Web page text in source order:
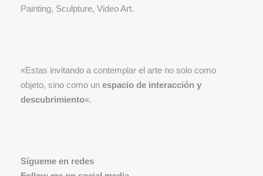
Painting, Sculpture, Video Art.
«Estas invitando a contemplar el arte no solo como
objeto, sino como un espacio de interacción y
descubrimiento«.
Sígueme en redes